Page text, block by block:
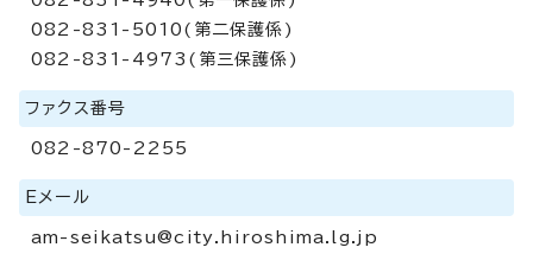
082-831-5010(第二保護係)
082-831-4973(第三保護係)
ファクス番号
082-870-2255
Eメール
am-seikatsu@city.hiroshima.lg.jp